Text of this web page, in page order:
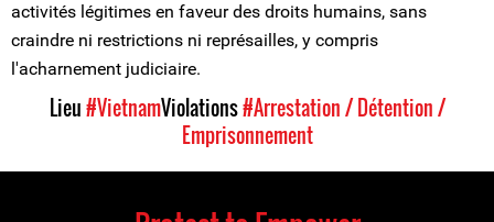
activités légitimes en faveur des droits humains, sans
craindre ni restrictions ni représailles, y compris
l'acharnement judiciaire.
Lieu#VietnamViolations#Arrestation / Détention /
Emprisonnement